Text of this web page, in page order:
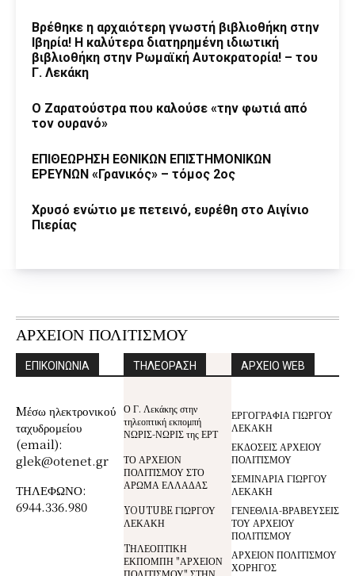
Βρέθηκε η αρχαιότερη γνωστή βιβλιοθήκη στην
Ιβηρία! Η καλύτερα διατηρημένη ιδιωτική
βιβλιοθήκη στην Ρωμαϊκή Αυτοκρατορία! – του
Γ. Λεκάκη
Ο Ζαρατούστρα που καλούσε «την φωτιά από
τον ουρανό»
ΕΠΙΘΕΩΡΗΣΗ ΕΘΝΙΚΩΝ ΕΠΙΣΤΗΜΟΝΙΚΩΝ
ΕΡΕΥΝΩΝ «Γρανικός» – τόμος 2ος
Χρυσό ενώτιο με πετεινό, ευρέθη στο Αιγίνιο
Πιερίας
ΑΡΧΕΙΟΝ ΠΟΛΙΤΙΣΜΟΥ
ΕΠΙΚΟΙΝΩΝΙΑ
Mέσω ηλεκτρονικού
ταχυδρομείου
(email):
glek@otenet.gr
ΤΗΛΕΦΩΝΟ:
6944.336.980
ΤΗΛΕΟΡΑΣΗ
Ο Γ. Λεκάκης στην
τηλεοπτική εκπομπή
ΝΩΡΙΣ-ΝΩΡΙΣ της ΕΡΤ
ΤΟ ΑΡΧΕΙΟΝ
ΠΟΛΙΤΙΣΜΟΥ ΣΤΟ
ΑΡΩΜΑ ΕΛΛΑΔΑΣ
YOUTUBE ΓΙΩΡΓΟΥ
ΛΕΚΑΚΗ
TΗΛΕΟΠΤΙΚΗ
ΕΚΠΟΜΠΗ "ΑΡΧΕΙΟΝ
ΠΟΛΙΤΙΣΜΟΥ" ΣΤΗΝ
ΑΡΧΕΙΟ WEB
ΕΡΓΟΓΡΑΦΙΑ ΓΙΩΡΓΟΥ
ΛΕΚΑΚΗ
ΕΚΔΟΣΕΙΣ ΑΡΧΕΙΟΥ
ΠΟΛΙΤΙΣΜΟΥ
ΣΕΜΙΝΑΡΙΑ ΓΙΩΡΓΟΥ
ΛΕΚΑΚΗ
ΓΕΝΕΘΛΙΑ-ΒΡΑΒΕΥΣΕΙΣ
ΤΟΥ ΑΡΧΕΙΟΥ
ΠΟΛΙΤΙΣΜΟΥ
ΑΡΧΕΙΟΝ ΠΟΛΙΤΙΣΜΟΥ
ΧΟΡΗΓΟΣ